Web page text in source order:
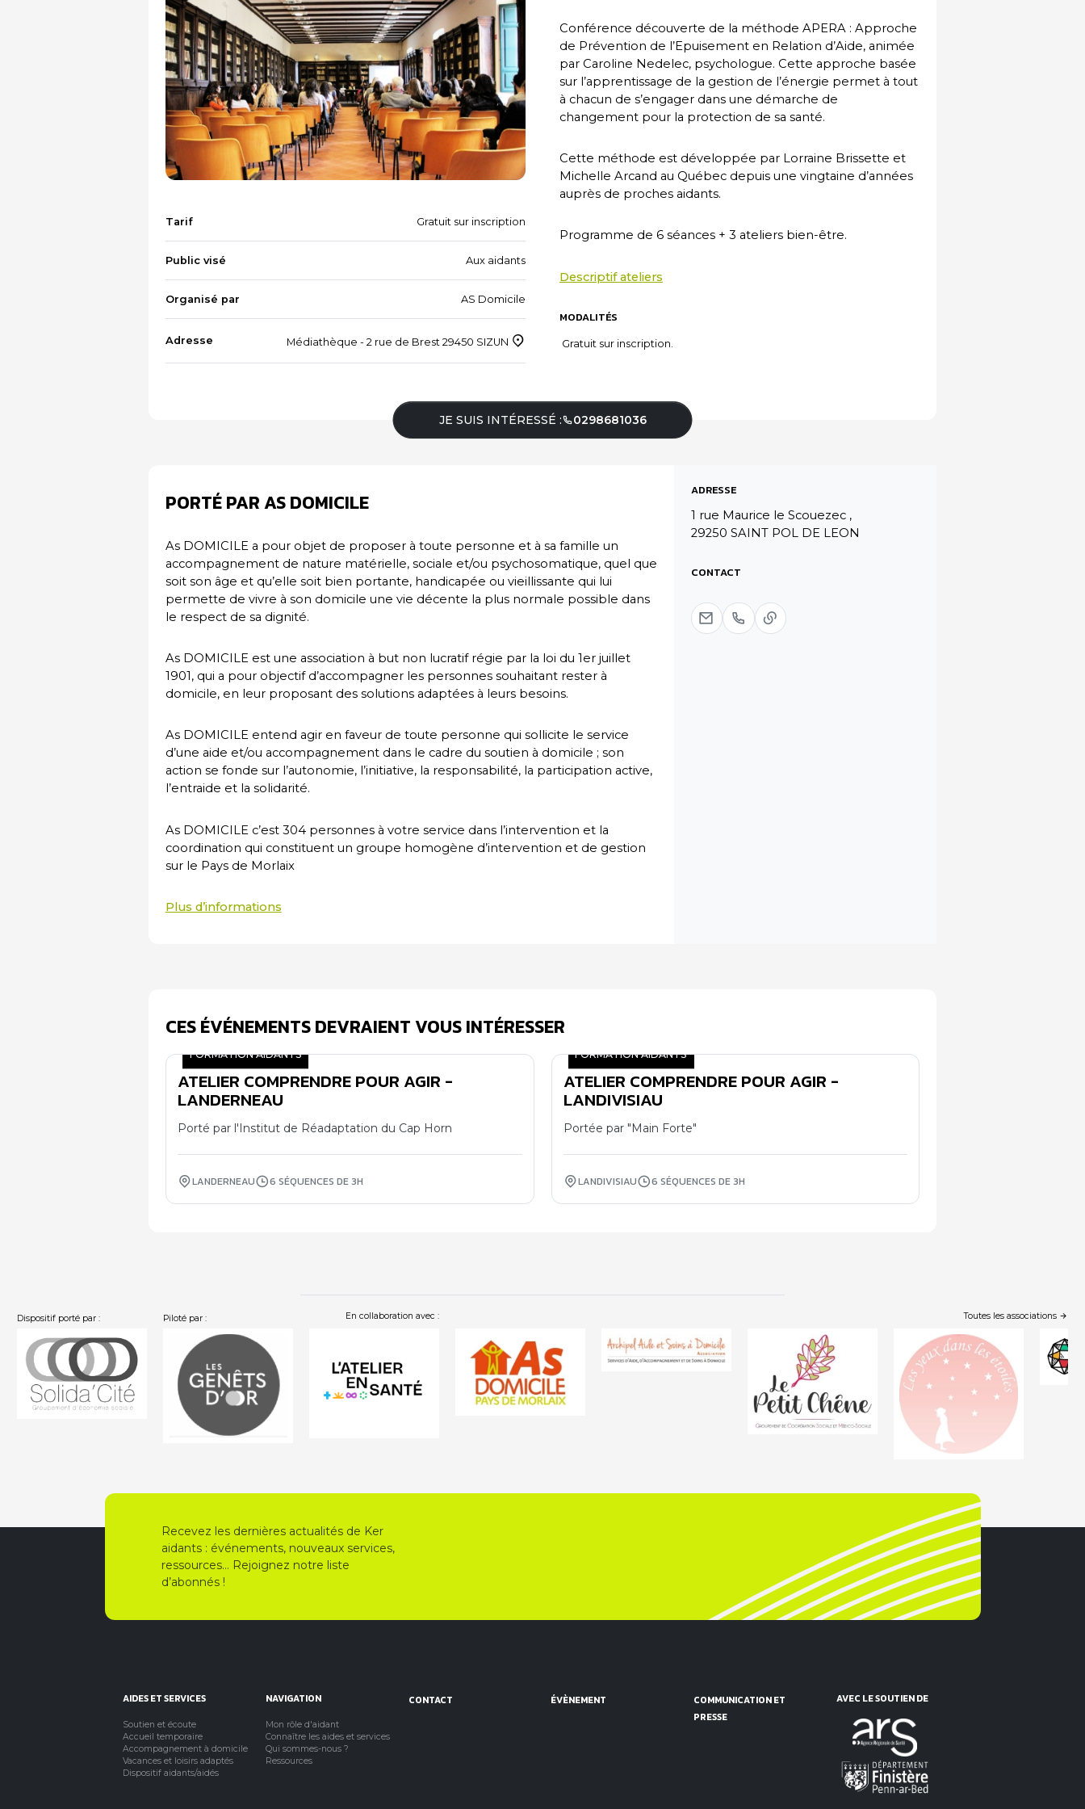
Tarif Gratuit sur inscription
Public visé Aux aidants
Organisé par AS Domicile
Adresse Médiathèque - 2 rue de Brest 29450 SIZUN
Conférence découverte de la méthode APERA : Approche
de Prévention de l’Epuisement en Relation d’Aide, animée
par Caroline Nedelec, psychologue. Cette approche basée
sur l’apprentissage de la gestion de l’énergie permet à tout
à chacun de s’engager dans une démarche de
changement pour la protection de sa santé.
Cette méthode est développée par Lorraine Brissette et
Michelle Arcand au Québec depuis une vingtaine d’années
auprès de proches aidants.
Programme de 6 séances + 3 ateliers bien-être.
Descriptif ateliers
MODALITÉS
Gratuit sur inscription.
JE SUIS INTÉRESSÉ : 0298681036
PORTÉ PAR AS DOMICILE
As DOMICILE a pour objet de proposer à toute personne et à sa famille un
accompagnement de nature matérielle, sociale et/ou psychosomatique, quel que
soit son âge et qu’elle soit bien portante, handicapée ou vieillissante qui lui
permette de vivre à son domicile une vie décente la plus normale possible dans
le respect de sa dignité.
As DOMICILE est une association à but non lucratif régie par la loi du 1er juillet
1901, qui a pour objectif d’accompagner les personnes souhaitant rester à
domicile, en leur proposant des solutions adaptées à leurs besoins.
As DOMICILE entend agir en faveur de toute personne qui sollicite le service
d’une aide et/ou accompagnement dans le cadre du soutien à domicile ; son
action se fonde sur l’autonomie, l’initiative, la responsabilité, la participation active,
l’entraide et la solidarité.
As DOMICILE c’est 304 personnes à votre service dans l’intervention et la
coordination qui constituent un groupe homogène d’intervention et de gestion
sur le Pays de Morlaix
Plus d’informations
ADRESSE
1 rue Maurice le Scouezec ,
29250 SAINT POL DE LEON
CONTACT
CES ÉVÉNEMENTS DEVRAIENT VOUS INTÉRESSER
01
10
FORMATION AIDANTS
ATELIER COMPRENDRE POUR AGIR -
LANDERNEAU
Porté par l'Institut de Réadaptation du Cap Horn
LANDERNEAU 6 SÉQUENCES DE 3H
11
09
FORMATION AIDANTS
ATELIER COMPRENDRE POUR AGIR -
LANDIVISIAU
Portée par "Main Forte"
LANDIVISIAU 6 SÉQUENCES DE 3H
Dispositif porté par : Piloté par : En collaboration avec : Toutes les associations
Recevez les dernières actualités de Ker
aidants : événements, nouveaux services,
ressources… Rejoignez notre liste
d’abonnés !
AIDES ET SERVICES
Soutien et écoute
Accueil temporaire
Accompagnement à domicile
Vacances et loisirs adaptés
Dispositif aidants/aidés
NAVIGATION
Mon rôle d'aidant
Connaître les aides et services
Qui sommes-nous ?
Ressources
CONTACT ÉVÈNEMENT
COMMUNICATION ET
PRESSE
AVEC LE SOUTIEN DE